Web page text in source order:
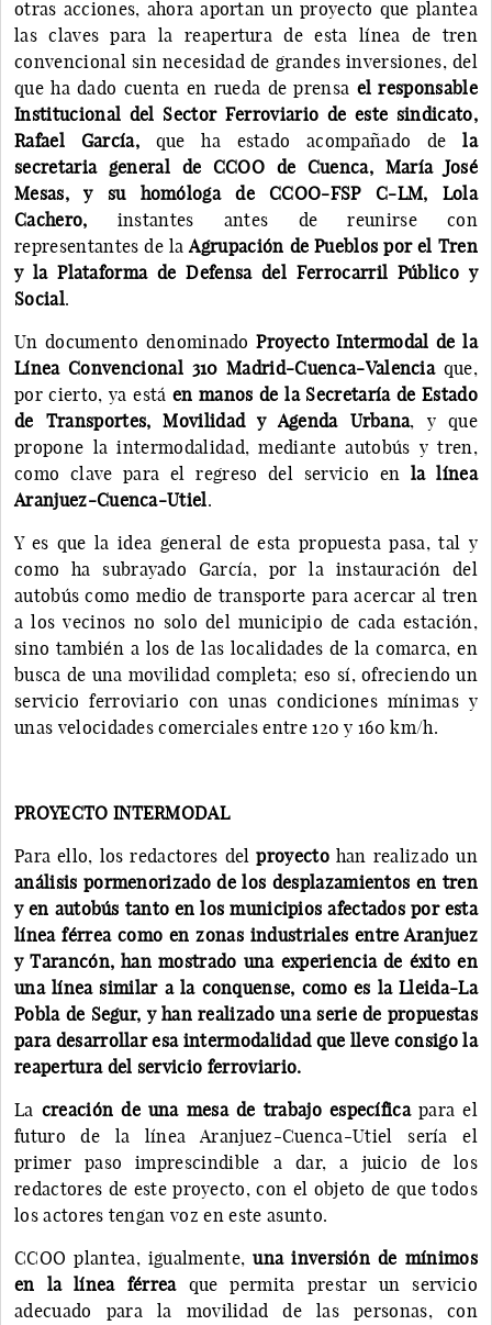
otras acciones, ahora aportan un proyecto que plantea
las claves para la reapertura de esta línea de tren
convencional sin necesidad de grandes inversiones, del
que ha dado cuenta en rueda de prensa el responsable
Institucional del Sector Ferroviario de este sindicato,
Rafael García,que ha estado acompañado de la
secretaria general de CCOO de Cuenca, María José
Mesas, y su homóloga de CCOO-FSP C-LM, Lola
Cachero, instantes antes de reunirse con
representantes de laAgrupación de Pueblos por el Tren
y la Plataforma de Defensa del Ferrocarril Público y
Social.
Un documento denominadoProyecto Intermodal de la
Línea Convencional 310 Madrid-Cuenca-Valenciaque,
por cierto, ya está en manos de la Secretaría de Estado
de Transportes, Movilidad y Agenda Urbana, y que
propone la intermodalidad, mediante autobús y tren,
como clave para el regreso del servicio en la línea
Aranjuez-Cuenca-Utiel.
Y es que la idea general de esta propuesta pasa, tal y
como ha subrayado García, por la instauración del
autobús como medio de transporte para acercar al tren
a los vecinos no solo del municipio de cada estación,
sino también a los de las localidades de la comarca, en
busca de una movilidad completa; eso sí, ofreciendo un
servicio ferroviario con unas condiciones mínimas y
unas velocidades comerciales entre 120 y 160 km/h.
PROYECTO INTERMODAL
Para ello, los redactores delproyectohan realizado un
análisis pormenorizado de los desplazamientos en tren
y en autobús tanto en los municipios afectados por esta
línea férrea como en zonas industriales entre Aranjuez
y Tarancón, han mostrado una experiencia de éxito en
una línea similar a la conquense, como es la Lleida-La
Pobla de Segur, y han realizado una serie de propuestas
para desarrollar esa intermodalidad que lleve consigo la
reapertura del servicio ferroviario.
La creación de una mesa de trabajo específicapara el
futuro de la línea Aranjuez-Cuenca-Utiel sería el
primer paso imprescindible a dar, a juicio de los
redactores de este proyecto, con el objeto de que todos
los actores tengan voz en este asunto.
CCOO plantea, igualmente,una inversión de mínimos
en la línea férreaque permita prestar un servicio
adecuado para la movilidad de las personas, con